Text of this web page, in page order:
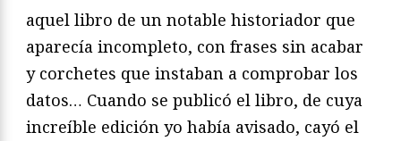
aquel libro de un notable historiador que
aparecía incompleto, con frases sin acabar
y corchetes que instaban a comprobar los
datos… Cuando se publicó el libro, de cuya
increíble edición yo había avisado, cayó el